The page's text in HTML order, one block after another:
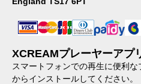
XCREAMプレーヤーアプ
スマートフォンでの再生に便利
からインストールしてください。